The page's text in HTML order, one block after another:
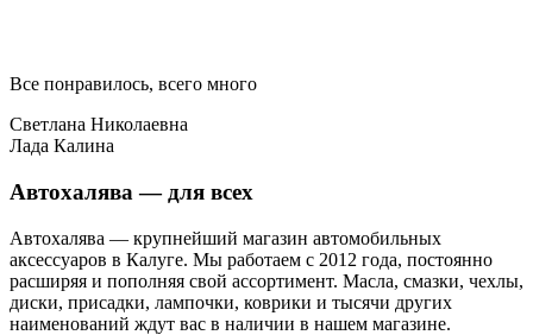
Все понравилось, всего много
Светлана Николаевна
Лада Калина
Автохалява — для всех
Автохалява — крупнейший магазин автомобильных
аксессуаров в Калуге. Мы работаем с 2012 года, постоянно
расширяя и пополняя свой ассортимент. Масла, смазки, чехлы,
диски, присадки, лампочки, коврики и тысячи других
наименований ждут вас в наличии в нашем магазине.